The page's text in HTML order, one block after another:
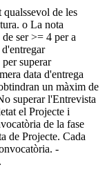
qualssevol de les
o La nota
ser >= 4 per a
superar
data d'entrega
un màxim de
superar l'Entrevista
el Projecte i
de la fase
de Projecte. Cada
-